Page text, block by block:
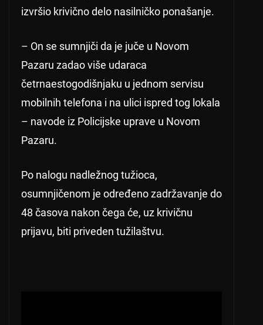
izvršio krivično delo nasilničko ponašanje.
– On se sumnjiči da je juče u Novom
Pazaru zadao više udaraca
četrnaestogodišnjaku u jednom servisu
mobilnih telefona i na ulici ispred tog lokala
– navode iz Policijske uprave u Novom
Pazaru.
Po nalogu nadležnog tužioca,
osumnjičenom je određeno zadržavanje do
48 časova nakon čega će, uz krivičnu
prijavu, biti priveden tužilaštvu.